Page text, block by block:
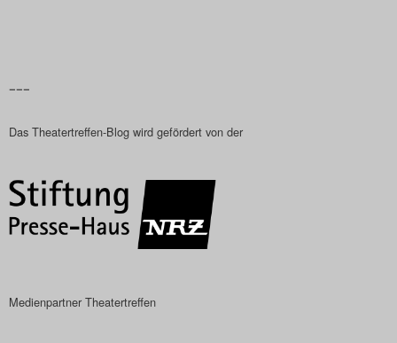
–––
Das Theatertreffen-Blog wird gefördert von der
Medienpartner Theatertreffen